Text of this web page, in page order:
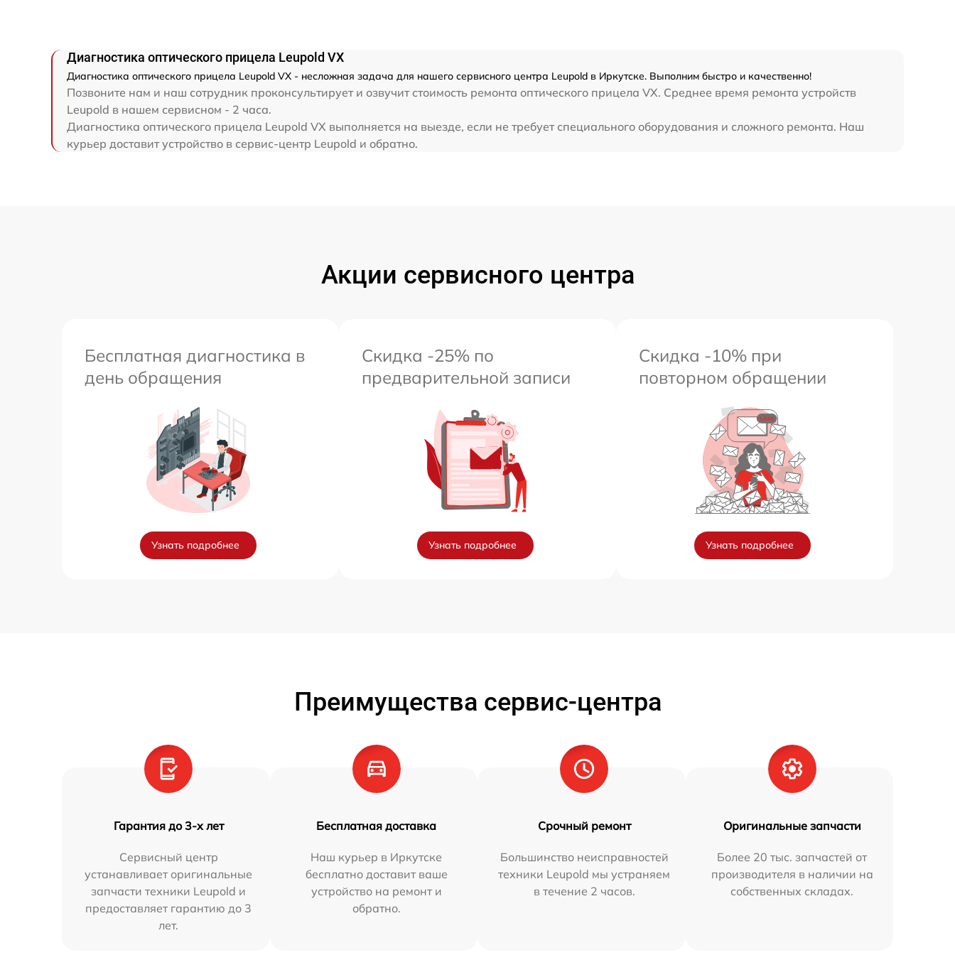
Диагностика оптического прицела Leupold VX
Диагностика оптического прицела Leupold VX - несложная задача для нашего сервисного центра Leupold в Иркутске. Выполним быстро и качественно!
Позвоните нам и наш сотрудник проконсультирует и озвучит стоимость ремонта оптического прицела VX. Среднее время ремонта устройств
Leupold в нашем сервисном - 2 часа.
Диагностика оптического прицела Leupold VX выполняется на выезде, если не требует специального оборудования и сложного ремонта. Наш
курьер доставит устройство в сервис-центр Leupold и обратно.
Акции сервисного центра
Бесплатная диагностика в
день обращения
Узнать подробнее
Скидка -25% по
предварительной записи
Узнать подробнее
Скидка -10% при
повторном обращении
Узнать подробнее
Преимущества сервис-центра
Гарантия до 3-х лет
Сервисный центр
устанавливает оригинальные
запчасти техники Leupold и
предоставляет гарантию до 3
лет.
Бесплатная доставка
Наш курьер в Иркутске
бесплатно доставит ваше
устройство на ремонт и
обратно.
Срочный ремонт
Большинство неисправностей
техники Leupold мы устраняем
в течение 2 часов.
Оригинальные запчасти
Более 20 тыс. запчастей от
производителя в наличии на
собственных складах.